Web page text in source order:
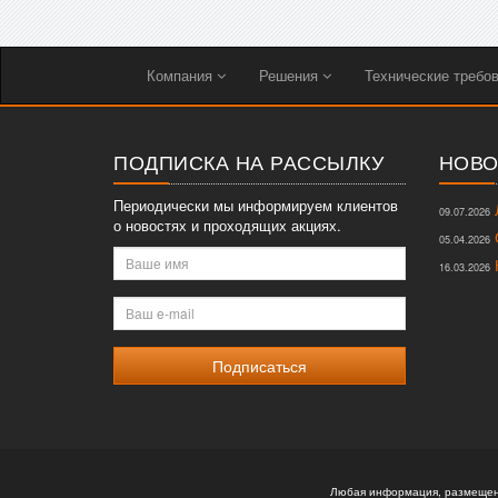
Компания Решения Технические
ПОДПИСКА НА РАССЫЛКУ
Периодически мы информируем клиентов
о новостях и проходящих акциях.
Ваше
имя
Ваш
e-
mail
09.07.2026
05.04.2026
16.03.2026
Любая информация,